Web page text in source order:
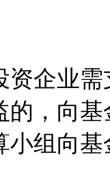
业需
的，向
小组向